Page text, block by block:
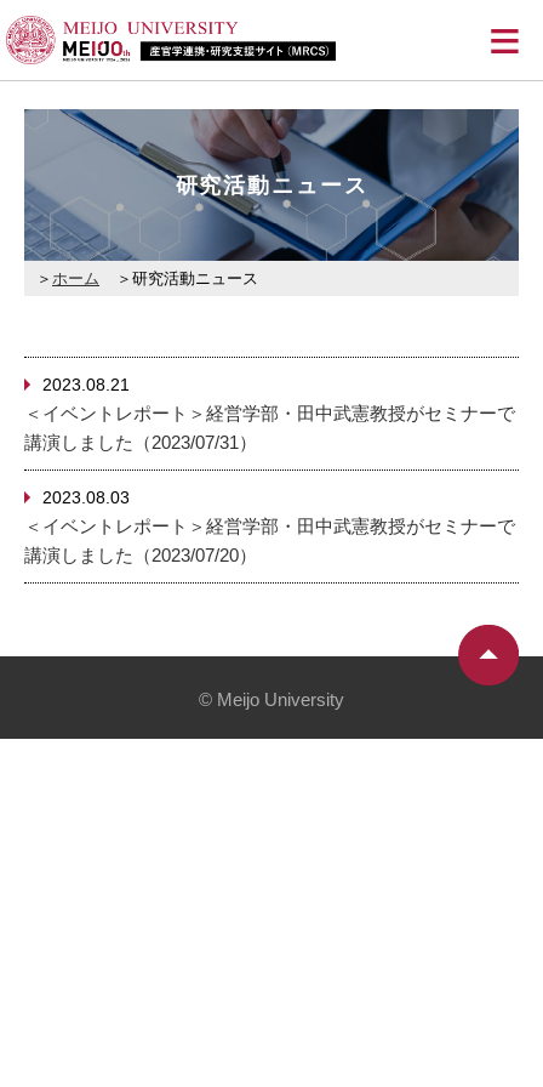
≡
研究活動ニュース
ホーム 研究活動ニュース
2023.08.21
＜イベントレポート＞経営学部・田中武憲教授がセミナーで
講演しました（2023/07/31）
2023.08.03
＜イベントレポート＞経営学部・田中武憲教授がセミナーで
講演しました（2023/07/20）
© Meijo University